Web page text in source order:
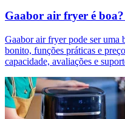
Gaabor air fryer é boa?
Gaabor air fryer pode ser uma
bonito, funções práticas e
capacidade, avaliações e